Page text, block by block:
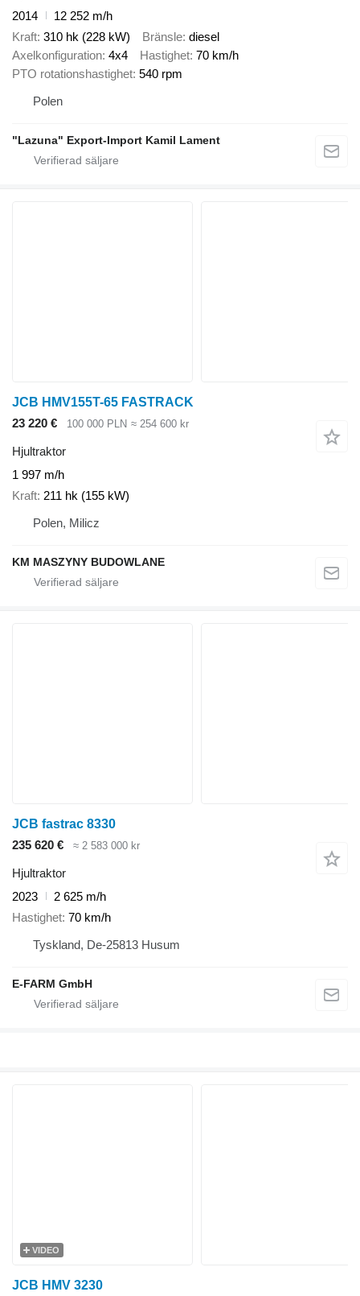
2014
12 252 m/h
Kraft 310 hk (228 kW) Bränsle diesel
Axelkonfiguration 4x4 Hastighet 70 km/h
PTO rotationshastighet 540 rpm
Polen
"Lazuna" Export-Import Kamil Lament
JCB HMV155T-65 FASTRACK
23 220 €
100 000 PLN ≈ 254 600 kr
Hjultraktor
1 997 m/h
Kraft 211 hk (155 kW)
Polen, Milicz
KM MASZYNY BUDOWLANE
JCB fastrac 8330
235 620 €
≈ 2 583 000 kr
Hjultraktor
2023
2 625 m/h
Hastighet 70 km/h
Tyskland, De-25813 Husum
E-FARM GmbH
VIDEO
JCB HMV 3230